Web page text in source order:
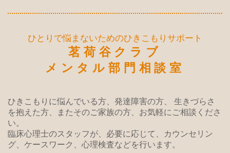
ひとりで悩まないためのひきこもりサポート
茗荷谷クラブ
メンタル部門相談室
ひきこもりに悩んでいる方、発達障害の方、
生きづらさ
を抱えた方、またそのご家族の方、お気軽にご相談くださ
い。
臨床心理士のスタッフが、必要に応じて、カウンセリン
グ、ケースワーク、心理検査などを行います。